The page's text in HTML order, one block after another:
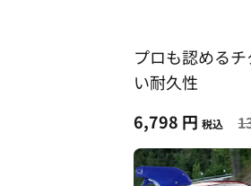
プロも認める
い耐久性
6,798 円 税込